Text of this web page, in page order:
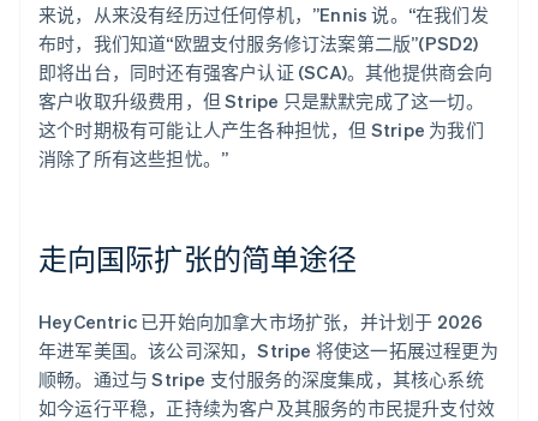
来说，从来没有经历过任何停机，”Ennis 说。“在我们发
布时，我们知道“欧盟支付服务修订法案第二版”(PSD2)
即将出台，同时还有强客户认证 (SCA)。其他提供商会向
客户收取升级费用，但 Stripe 只是默默完成了这一切。
这个时期极有可能让人产生各种担忧，但 Stripe 为我们
消除了所有这些担忧。”
走向国际扩张的简单途径
HeyCentric 已开始向加拿大市场扩张，并计划于 2026
年进军美国。该公司深知，Stripe 将使这一拓展过程更为
顺畅。通过与 Stripe 支付服务的深度集成，其核心系统
如今运行平稳，正持续为客户及其服务的市民提升支付效